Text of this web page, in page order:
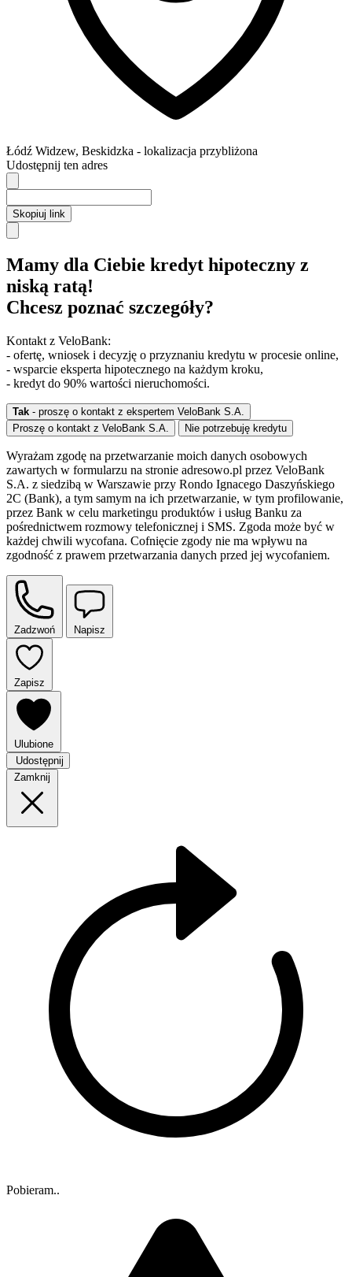
Łódź Widzew, Beskidzka - lokalizacja przybliżona
Udostępnij ten adres
Skopiuj link
Mamy dla Ciebie kredyt hipoteczny z
niską ratą!
Chcesz poznać szczegóły?
Kontakt z VeloBank:
- ofertę, wniosek i decyzję o przyznaniu kredytu w procesie online,
- wsparcie eksperta hipotecznego na każdym kroku,
- kredyt do 90% wartości nieruchomości.
Tak - proszę o kontakt z ekspertem VeloBank S.A.
Proszę o kontakt z VeloBank S.A.
Nie potrzebuję kredytu
Wyrażam zgodę na przetwarzanie moich danych osobowych
zawartych w formularzu na stronie adresowo.pl przez VeloBank
S.A. z siedzibą w Warszawie przy Rondo Ignacego Daszyńskiego
2C (Bank), a tym samym na ich przetwarzanie, w tym profilowanie,
przez Bank w celu marketingu produktów i usług Banku za
pośrednictwem rozmowy telefonicznej i SMS. Zgoda może być w
każdej chwili wycofana. Cofnięcie zgody nie ma wpływu na
zgodność z prawem przetwarzania danych przed jej wycofaniem.
Zadzwoń Napisz
Zapisz
Ulubione
Udostępnij
Zamknij
Pobieram..